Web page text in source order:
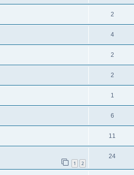
2
4
2
2
1
6
11
1 2
24